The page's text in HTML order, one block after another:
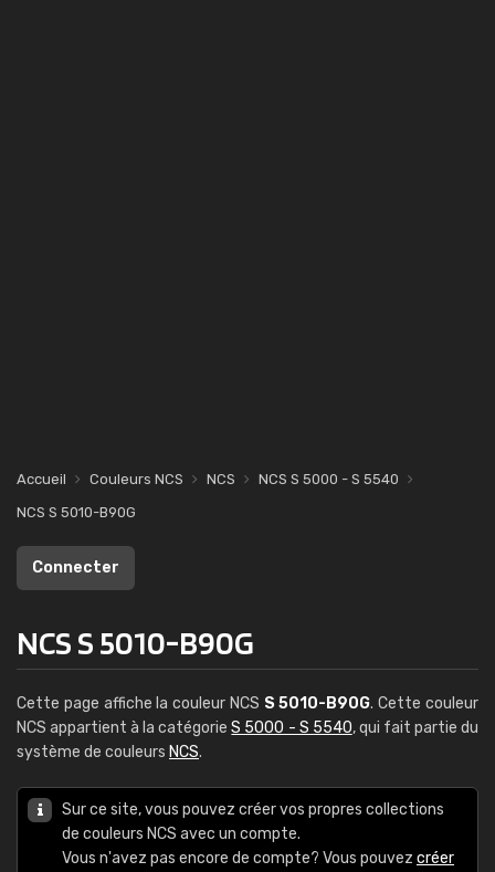
Accueil Couleurs NCS NCS
NCS S 5000 - S 5540
NCS S 5010-B90G
Connecter
NCS S 5010-B90G
Cette page affiche la couleur NCS S 5010-B90G. Cette couleur
NCS appartient à la catégorieS 5000 - S 5540, qui fait partie du
système de couleurs NCS.
Sur ce site, vous pouvez créer vos propres collections
de couleurs NCS avec un compte.
Vous n'avez pas encore de compte? Vous pouvez créer